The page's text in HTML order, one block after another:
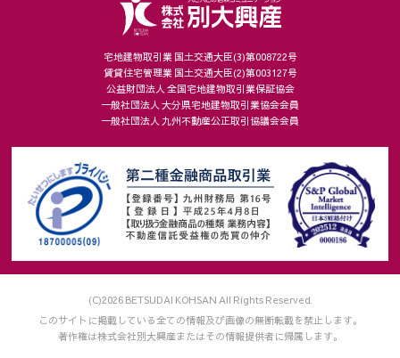
宅地建物取引業 国土交通大臣(3)第008722号
賃貸住宅管理業 国土交通大臣(2)第003127号
公益財団法人 全国宅地建物取引業保証協会
一般社団法人 大分県宅地建物取引業協会会員
一般社団法人 九州不動産公正取引協議会会員
(C)2026 BETSUDAI KOHSAN All Rights Reserved.
このサイトに掲載している全ての情報及び画像の無断転載を禁止します。
著作権は株式会社別大興産またはその情報提供者に帰属します。